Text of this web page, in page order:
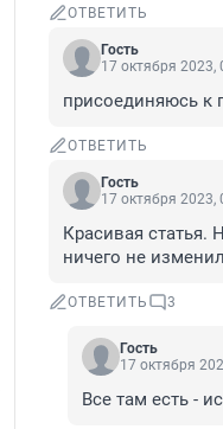
ОТВЕТИТЬ
Гость
17 октября 2023,
присоединяюсь к
ОТВЕТИТЬ
Гость
17 октября 2023,
Красивая статья.
ничего не
ОТВЕТИТЬ 3
Гость
17 октября
Все там есть -